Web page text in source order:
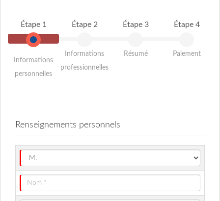
Étape 1
Informations
personnelles
Étape 2
Informations
professionnelles
Étape 3
Résumé
Étape 4
Paiement
Renseignements personnels